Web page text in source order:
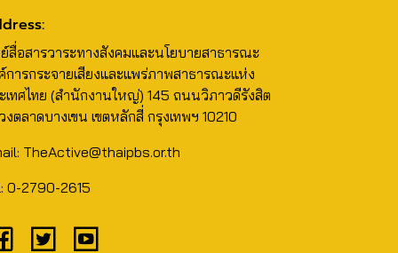
สื่อสารวาระทางสังคมและนโยบายสาธารณะ
การกระจายเสียงและแพร่ภาพสาธารณะแห่ง
เทศไทย (สำนักงานใหญ่) 145 ถนนวิภาวดีรังสิต
งตลาดบางเขน เขตหลักสี่ กรุงเทพฯ 10210
TheActive@thaipbs.or.th
0-2790-2615